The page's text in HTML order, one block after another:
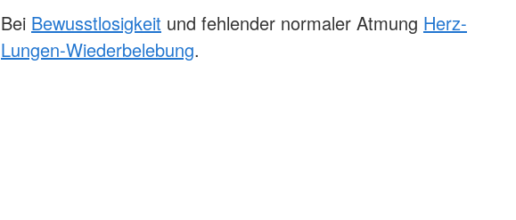
Bei Bewusstlosigkeit und fehlender normaler Atmung Herz-
Lungen-Wiederbelebung.